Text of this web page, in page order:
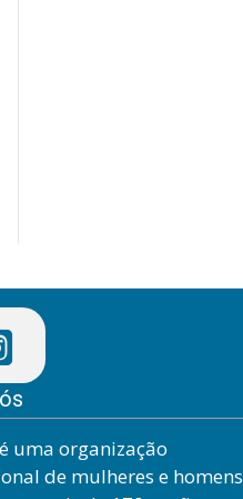
uma organização
de mulheres e homens